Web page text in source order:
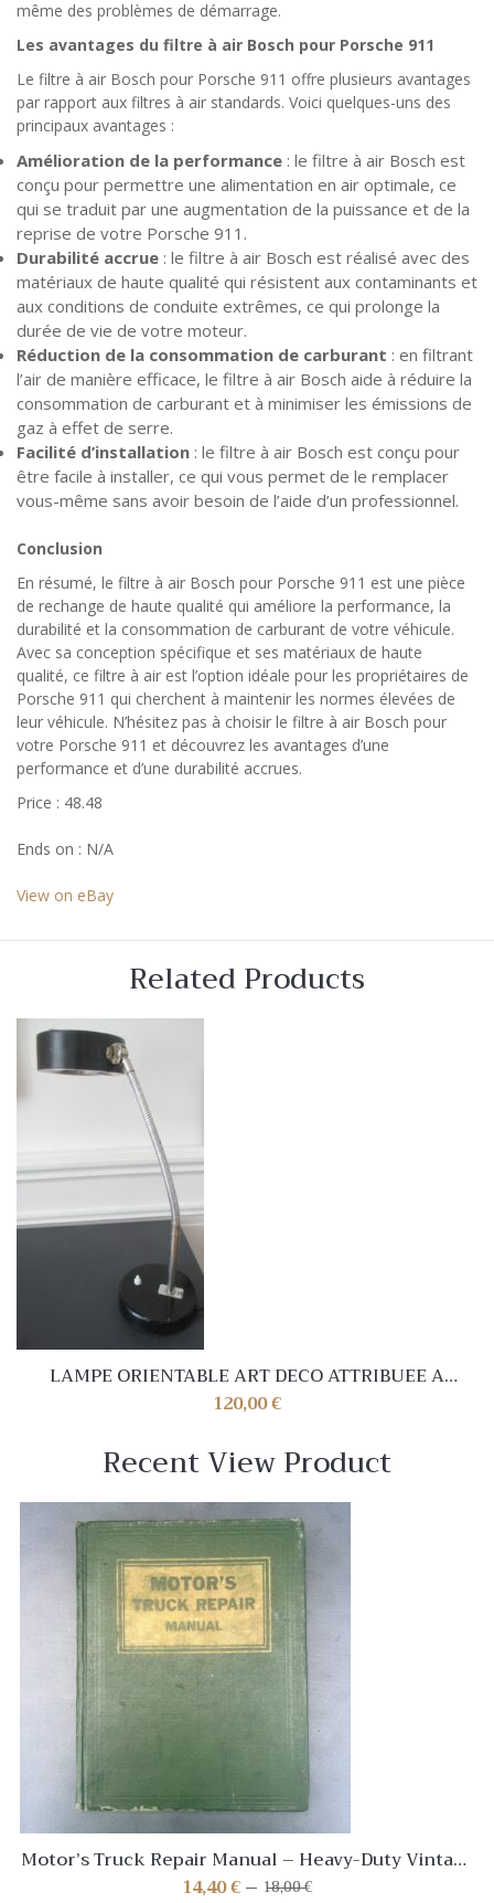
même des problèmes de démarrage.
Les avantages du filtre à air Bosch pour Porsche 911
Le filtre à air Bosch pour Porsche 911 offre plusieurs avantages
par rapport aux filtres à air standards. Voici quelques-uns des
principaux avantages :
Amélioration de la performance : le filtre à air Bosch est
conçu pour permettre une alimentation en air optimale, ce
qui se traduit par une augmentation de la puissance et de la
reprise de votre Porsche 911.
Durabilité accrue : le filtre à air Bosch est réalisé avec des
matériaux de haute qualité qui résistent aux contaminants et
aux conditions de conduite extrêmes, ce qui prolonge la
durée de vie de votre moteur.
Réduction de la consommation de carburant : en filtrant
l’air de manière efficace, le filtre à air Bosch aide à réduire la
consommation de carburant et à minimiser les émissions de
gaz à effet de serre.
Facilité d’installation : le filtre à air Bosch est conçu pour
être facile à installer, ce qui vous permet de le remplacer
vous-même sans avoir besoin de l’aide d’un professionnel.
Conclusion
En résumé, le filtre à air Bosch pour Porsche 911 est une pièce
de rechange de haute qualité qui améliore la performance, la
durabilité et la consommation de carburant de votre véhicule.
Avec sa conception spécifique et ses matériaux de haute
qualité, ce filtre à air est l’option idéale pour les propriétaires de
Porsche 911 qui cherchent à maintenir les normes élevées de
leur véhicule. N’hésitez pas à choisir le filtre à air Bosch pour
votre Porsche 911 et découvrez les avantages d’une
performance et d’une durabilité accrues.
Price : 48.48
Ends on : N/A
View on eBay
Related Products
LAMPE ORIENTABLE ART DECO ATTRIBUEE A
CHARLOTTE PERRIAND
120,00€
Recent View Product
Motor’s Truck Repair Manual – Heavy-Duty Vintage
Shop Book – Original
18,00€
Le
14,40€ Le